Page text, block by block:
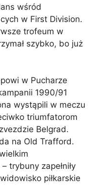
wśród
w First Division.
trofeum w
szybko, bo już
w Pucharze
1990/91
wystąpili w meczu
triumfatorom
Belgrad.
na Old Trafford.
trybuny zapełniły
piłkarskie